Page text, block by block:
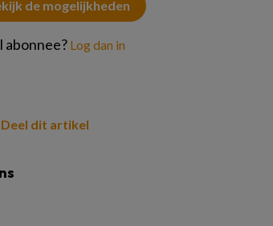
de mogelijkheden
abonnee? Log dan in
Deel dit artikel